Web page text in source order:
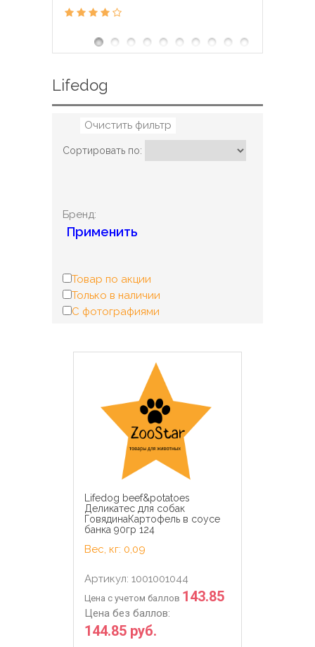
Lifedog
Очистить фильтр
Сортировать по:
Бренд:
Применить
Товар по акции
Только в наличии
С фотографиями
Lifedog beef&potatoes
Деликатес для собак
ГовядинаКартофель в соусе
банка 90гр 124
Вес, кг: 0,09
Артикул: 1001001044
Цена с учетом баллов 143.85
Цена без баллов:
144.85 руб.